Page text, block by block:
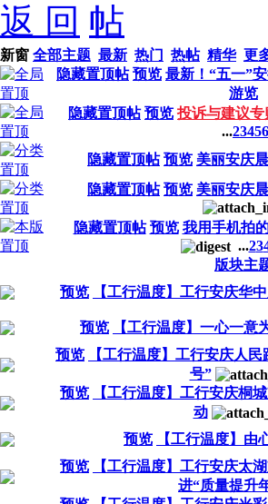
返 回
新窗 全部主题 最新 热门 热帖 精华 更
隐藏置顶帖 预览 最新！“五一”
游览
隐藏置顶帖 预览 投诉与建议专
...23456
隐藏置顶帖 预览 美丽安庆
隐藏置顶帖 预览 美丽安庆
隐藏置顶帖 预览 我用手机拍
...23
版块主
预览
【工行温度】工行安庆华
预览
【工行温度】一心一意
预览
【工行温度】工行安庆人
号”
预览
【工行温度】工行安庆桐
动
预览
【工行温度】由
预览
【工行温度】工行安庆太
进“质量提升